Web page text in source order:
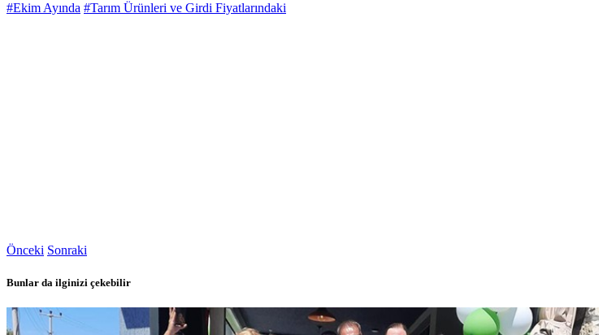
#Ekim Ayında #Tarım Ürünleri ve Girdi Fiyatlarındaki
Önceki Sonraki
Bunlar da ilginizi çekebilir